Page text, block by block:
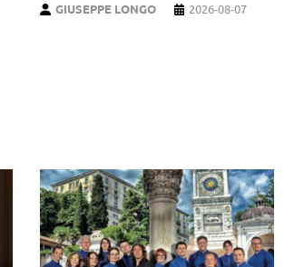
GIUSEPPE LONGO 2026-08-07